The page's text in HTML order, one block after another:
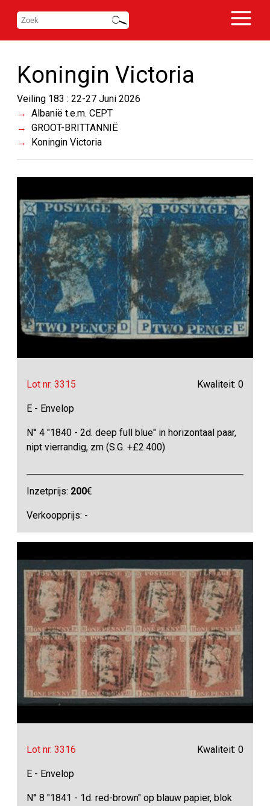
Koningin Victoria
Veiling 183 : 22-27 Juni 2026
Albanië t.e.m. CEPT
GROOT-BRITTANNIË
Koningin Victoria
Lot nr. 3315 Kwaliteit: 0
E - Envelop
N° 4 "1840 - 2d. deep full blue" in horizontaal paar,
nipt vierrandig, zm (S.G. +£2.400)
Inzetprijs: 200€
Verkoopprijs: -
Lot nr. 3316 Kwaliteit: 0
E - Envelop
N° 8 "1841 - 1d. red-brown" op blauw papier, blok